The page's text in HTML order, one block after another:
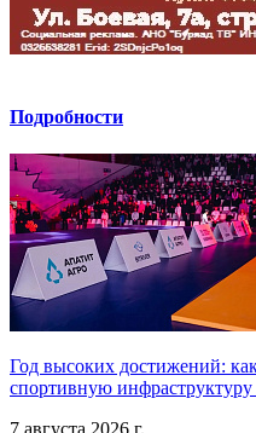
Подробности
Год высоких достижений:
спортивную инфраструктуру
7 августа 2026 г.